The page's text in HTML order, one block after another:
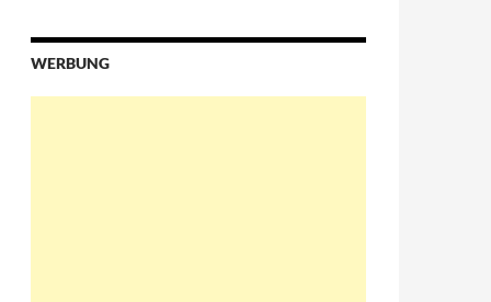
WERBUNG